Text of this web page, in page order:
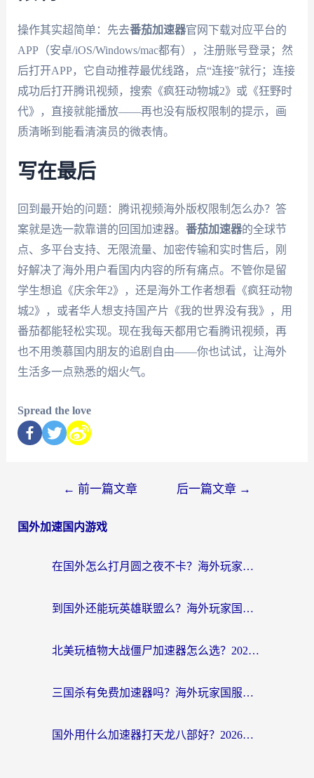
操作其实超简单：先去番茄加速器官网下载对应平台的
APP（安卓/iOS/Windows/mac都有），注册账号登录；然
后打开APP，它自动推荐最优线路，点“连接”就行；连接
成功后打开腾讯视频，搜索《疯狂动物城2》或《狂野时
代》，直接就能播放——再也没有版权限制的提示，画
质清晰到能看清演员的微表情。
写在最后
回到最开始的问题：腾讯视频海外版权限制怎么办？答
案就是选一款靠谱的回国加速器。 番茄加速器的全球节
点、多平台支持、无限流量、加密传输和实时售后，刚
好解决了海外用户看国内内容的所有痛点。不管你是留
学生想追《庆余年2》，还是海外工作者想看《疯狂动物
城2》，或者华人想支持国产片《我的世界没有我》，用
番茄都能轻松实现。现在我每天都用它看腾讯视频，再
也不用羡慕国内朋友的追剧自由——你也试试，让海外
生活多一点熟悉的烟火气。
Spread the love
← 前一篇文章 后一篇文章 →
国外加速国内游戏
在国外怎么打月圆之夜不卡？海外玩家国服游戏加速终极指南（附巴西英国游戏适配方案）
到国外还能玩英雄联盟么？海外玩家国服游戏畅玩终极指南
北美玩植物大战僵尸加速器怎么选？2026海外党必看的国服游戏加速指南
三国杀有免费加速器吗？海外玩家国服畅玩终极指南（附泰国南非专属解决方案）
国外用什么加速器打天龙八部好？2026海外玩家国服游戏加速全攻略